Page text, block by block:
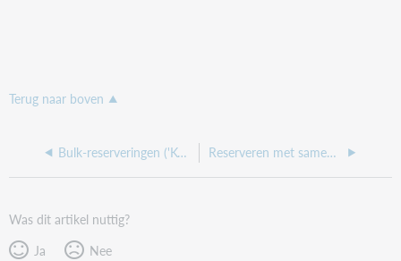
Terug naar boven
Bulk-reserveringen ('Kopie reserveringen') Reserveren met samenwerkingsgroep
Was dit artikel nuttig?
Ja
Nee